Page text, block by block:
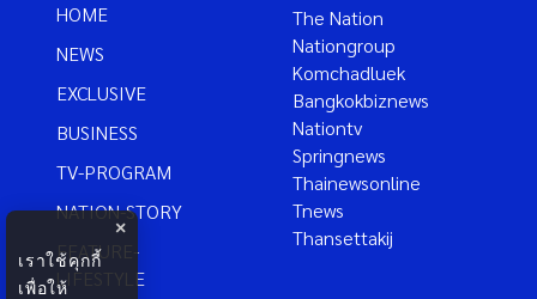
HOME
NEWS
EXCLUSIVE
BUSINESS
TV-PROGRAM
NATION-STORY
FEATURE-
LIFESTYLE
The Nation
Nationgroup
Komchadluek
Bangkokbiznews
Nationtv
Springnews
Thainewsonline
Tnews
Thansettakij
×
เราใช้คุกกี้
เพื่อให้